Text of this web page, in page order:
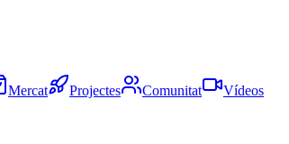
Mercat Projectes Comunitat Vídeos